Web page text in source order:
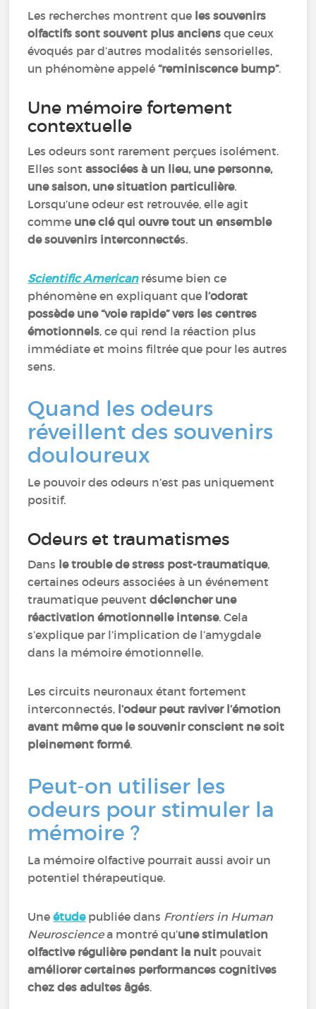
Les recherches montrent que les souvenirs
olfactifs sont souvent plus anciensque ceux
évoqués par d’autres modalités sensorielles,
un phénomène appelé“reminiscence bump”.
Une mémoire fortement
contextuelle
Les odeurs sont rarement perçues isolément.
Elles sontassociées à un lieu, une personne,
une saison, une situation particulière.
Lorsqu’une odeur est retrouvée, elle agit
comme une clé qui ouvre tout un ensemble
de souvenirs interconnectés.
Scientific Americanrésume bien ce
phénomène en expliquant que l’odorat
possède une “voie rapide” vers les centres
émotionnels, ce qui rend la réaction plus
immédiate et moins filtrée que pour les autres
sens.
Quand les odeurs
réveillent des souvenirs
douloureux
Le pouvoir des odeurs n’est pas uniquement
positif.
Odeurs et traumatismes
Dans le trouble de stress post-traumatique,
certaines odeurs associées à un événement
traumatique peuventdéclencher une
réactivation émotionnelle intense. Cela
s’explique par l’implication de l’amygdale
dans la mémoire émotionnelle.
Les circuits neuronaux étant fortement
interconnectés, l’odeur peut raviver l’émotion
avant même que le souvenir conscient ne soit
pleinement formé.
Peut-on utiliser les
odeurs pour stimuler la
mémoire ?
La mémoire olfactive pourrait aussi avoir un
potentiel thérapeutique.
Uneétudepubliée dans Frontiers in Human
Neurosciencea montré qu’une stimulation
olfactive régulière pendant la nuit pouvait
améliorer certaines performances cognitives
chez des adultes âgés.